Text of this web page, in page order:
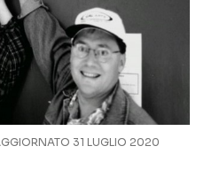
social
31 LUGLIO 2020